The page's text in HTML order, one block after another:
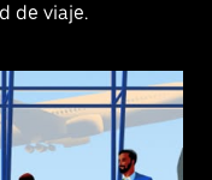
de viaje.